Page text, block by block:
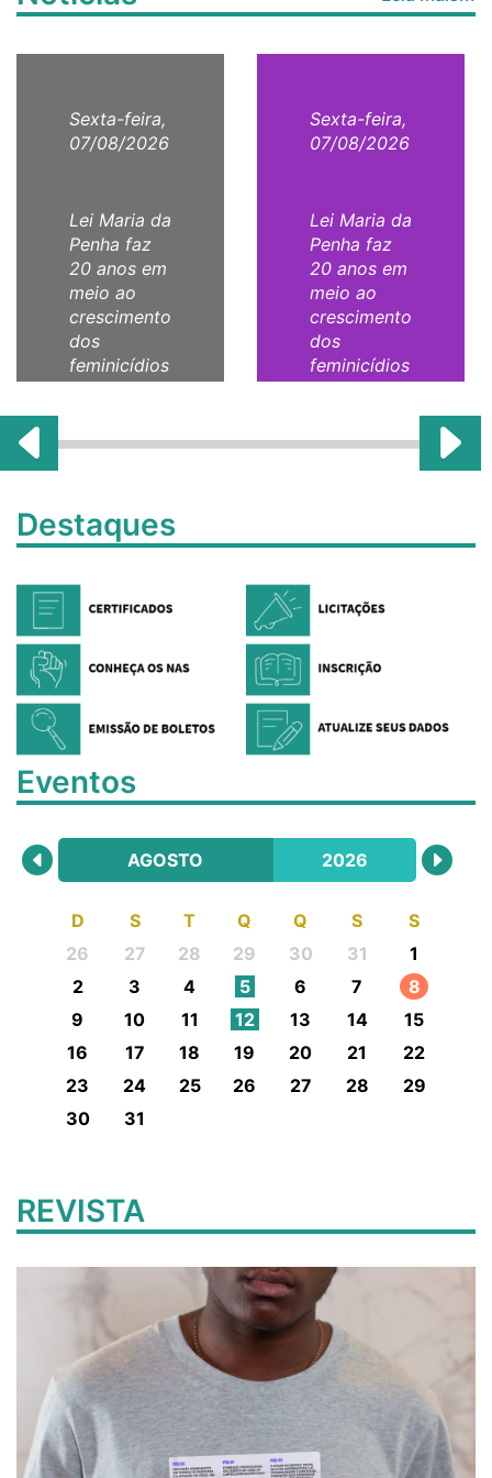
Sexta-feira,
07/08/2026
Lei Maria da
Penha faz
20 anos em
meio ao
crescimento
dos
feminicídios
Sexta-feira,
07/08/2026
Lei Maria da
Penha faz
20 anos em
meio ao
crescimento
dos
feminicídios
Destaques
Eventos
AGOSTO 2026
D S T Q Q S
S
26
27 28 29 30 31
1
2
3 4 5 6 7
8
9
10 11 12 13 14
15
16
17 18 19 20 21
22
23
24 25 26 27 28
29
30
31
REVISTA